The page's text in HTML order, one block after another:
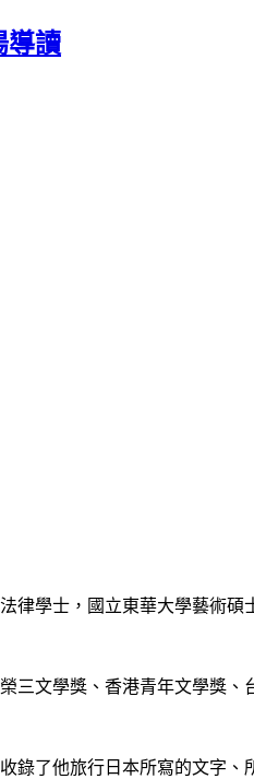
導讀
律學士，國立東華大學藝術碩
三文學獎、香港青年文學獎
錄了他旅行日本所寫的文字